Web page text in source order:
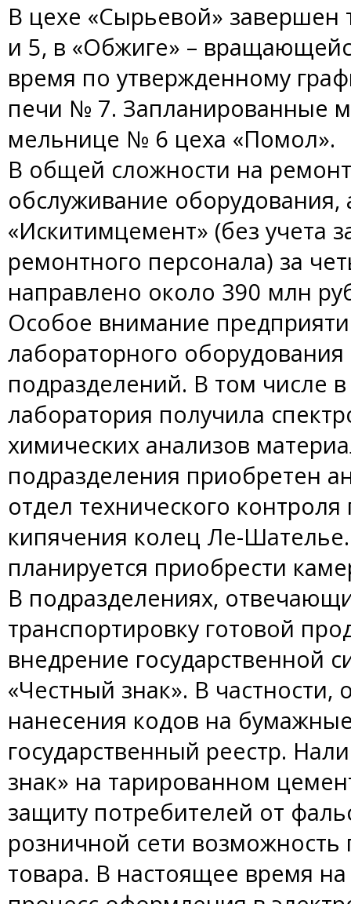
В цехе «Сырьевой»
и 5, в «Обжиге» –
время по утвержденному
печи № 7. Запланированные
мельнице № 6 цеха «Помол».
В общей сложности на
обслуживание
«Искитимцемент» (без учета
ремонтного персонала) за
направлено около 390 млн
Особое внимание
лабораторного
подразделений. В том числе в
лаборатория получила
химических анализов
подразделения приобретен
отдел технического
кипячения колец Ле-
планируется приобрести
В подразделениях,
транспортировку готовой
внедрение государственной
«Честный знак». В
нанесения кодов на
государственный реестр.
знак» на тарированном
защиту потребителей от
розничной сети
товара. В настоящее время